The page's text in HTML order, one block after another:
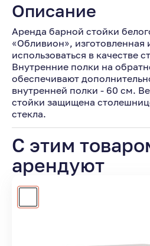
Описание
Аренда барной стойки
«Обливион»,
использоваться в качестве
Внутренние полки на
обеспечивают
внутренней полки - 60 см.
стойки защищена
стекла.
С этим
арендуют